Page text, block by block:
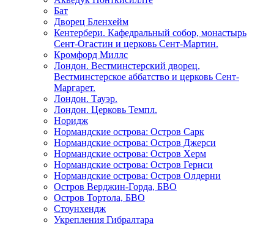
Бат
Дворец Бленхейм
Кентербери. Кафедральный собор, монастырь
Сент-Огастин и церковь Сент-Мартин.
Кромфорд Миллс
Лондон. Вестминстерский дворец,
Вестминстерское аббатство и церковь Cент-
Маргарет.
Лондон. Тауэр.
Лондон. Церковь Темпл.
Норидж
Нормандские острова: Остров Сарк
Нормандские острова: Остров Джерси
Нормандские острова: Остров Херм
Нормандские острова: Остров Гернси
Нормандские острова: Остров Олдерни
Остров Верджин-Горда, БВО
Остров Тортола, БВО
Стоунхендж
Укрепления Гибралтара